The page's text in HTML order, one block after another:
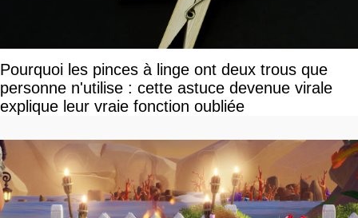
Pourquoi les pinces à linge ont deux trous que
personne n'utilise : cette astuce devenue virale
explique leur vraie fonction oubliée